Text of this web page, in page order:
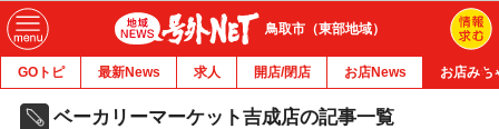
鳥取市（東部地域）
GOトピ 最新News 求人 開店/閉店 お店News お店みち
ベーカリーマーケット吉成店の記事一覧